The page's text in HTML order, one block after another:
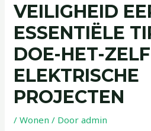
VEILIGHEID
ESSENTIËLE
DOE-HET-ZELF
ELEKTRISCHE
PROJECTEN
/Wonen / Dooradmin